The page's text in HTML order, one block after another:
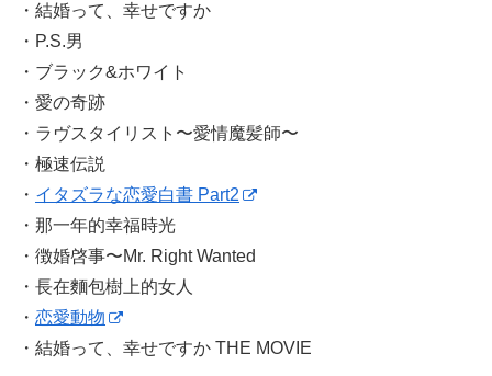
・結婚って、幸せですか
・P.S.男
・ブラック&ホワイト
・愛の奇跡
・ラヴスタイリスト〜愛情魔髪師〜
・極速伝説
・ イタズラな恋愛白書 Part2
・那一年的幸福時光
・徴婚啓事〜Mr. Right Wanted
・長在麵包樹上的女人
・ 恋愛動物
・結婚って、幸せですか THE MOVIE